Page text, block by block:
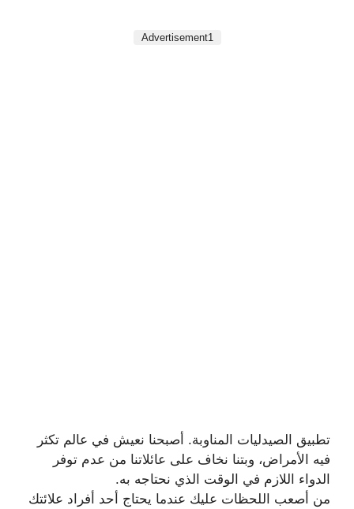
Advertisement1
تطبيق الصيدليات المناوبة. أصبحنا نعيش في عالم تكثر
فيه الأمراض، وبتنا نخاف على عائلاتنا من عدم توفر
الدواء اللازم في الوقت الذي نحتاجه به.
من أصعب اللحظات عليك عندما يحتاج أحد أفراد علائتك